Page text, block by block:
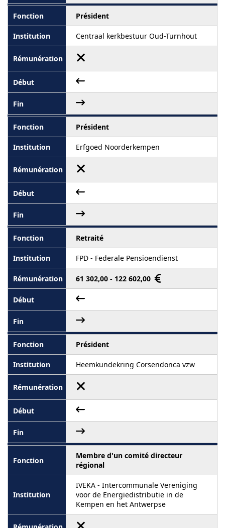
Président
Centraal kerkbestuur Oud-Turnhout
Président
Erfgoed Noorderkempen
Retraité
FPD - Federale Pensioendienst
61 302,00 - 122 602,00
Président
Heemkundekring Corsendonca vzw
Membre d'un comité directeur
régional
IVEKA - Intercommunale Vereniging
voor de Energiedistributie in de
Kempen en het Antwerpse